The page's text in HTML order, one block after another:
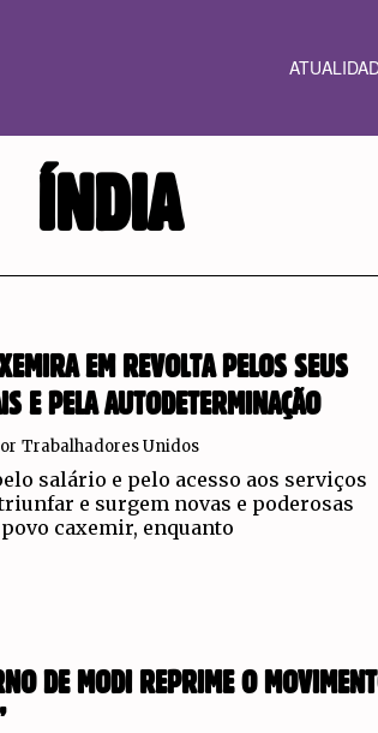
ÍNDIA
EM REVOLTA PELOS SEUS
E PELA AUTODETERMINAÇÃO
Trabalhadores Unidos
salário e pelo acesso aos serviços
e surgem novas e poderosas
caxemir, enquanto
DE MODI REPRIME O